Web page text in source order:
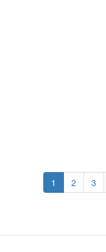
Aktuelle
Seite
1 Page
2 Page
3